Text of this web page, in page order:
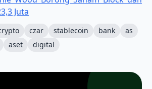
Juta
czar stablecoin bank
as
aset digital